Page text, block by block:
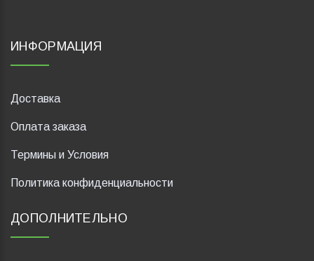
ИНФОРМАЦИЯ
Доставка
Оплата заказа
Термины и Условия
Политика конфиденциальности
ДОПОЛНИТЕЛЬНО